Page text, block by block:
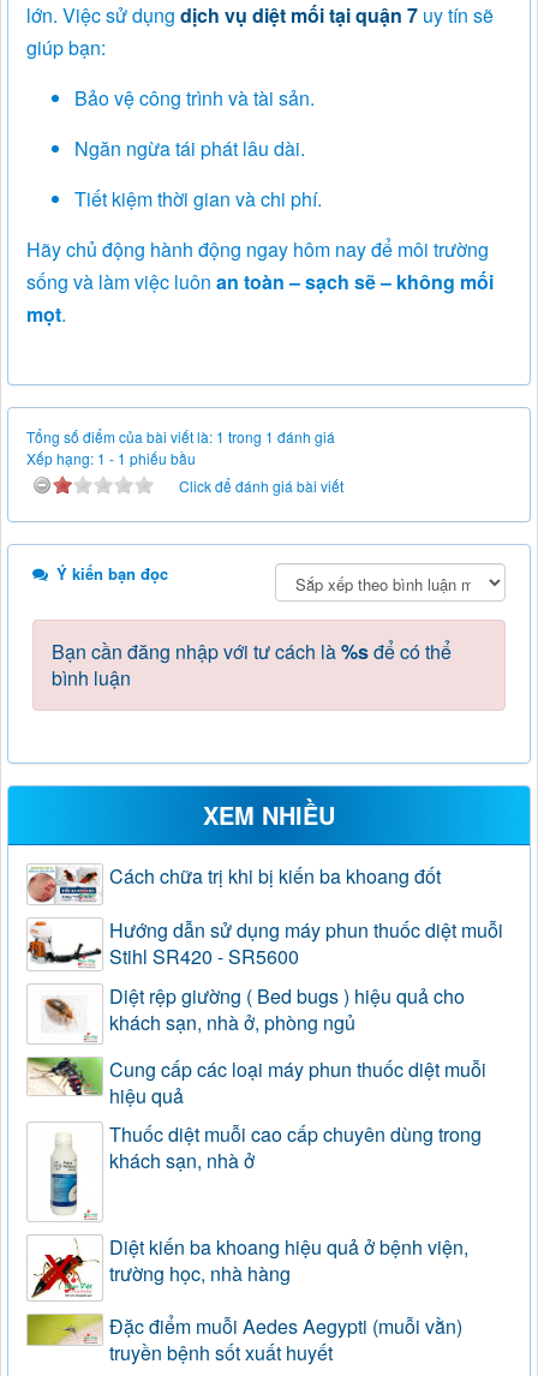
lớn. Việc sử dụng dịch vụ diệt mối tại quận 7 uy tín sẽ
giúp bạn:
Bảo vệ công trình và tài sản.
Ngăn ngừa tái phát lâu dài.
Tiết kiệm thời gian và chi phí.
Hãy chủ động hành động ngay hôm nay để môi trường
sống và làm việc luôn an toàn – sạch sẽ – không mối
mọt.
Tổng số điểm của bài viết là: 1 trong 1 đánh giá
Xếp hạng: 1 - 1 phiếu bầu
Click để đánh giá bài viết
Ý kiến bạn đọc
Bạn cần đăng nhập với tư cách là%sđể có thể
bình luận
XEM NHIỀU
Cách chữa trị khi bị kiến ba khoang đốt
Hướng dẫn sử dụng máy phun thuốc diệt muỗi
Stihl SR420 - SR5600
Diệt rệp giường ( Bed bugs ) hiệu quả cho
khách sạn, nhà ở, phòng ngủ
Cung cấp các loại máy phun thuốc diệt muỗi
hiệu quả
Thuốc diệt muỗi cao cấp chuyên dùng trong
khách sạn, nhà ở
Diệt kiến ba khoang hiệu quả ở bệnh viện,
trường học, nhà hàng
Đặc điểm muỗi Aedes Aegypti (muỗi vằn)
truyền bệnh sốt xuất huyết